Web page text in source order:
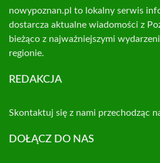
nowypoznan.pl to lokalny serwis
dostarcza aktualne wiadomości z
bieżąco z najważniejszymi
regionie.
REDAKCJA
Skontaktuj się z nami przechodząc
DOŁĄCZ DO NAS